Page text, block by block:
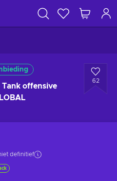
Tank offensive
62
definitief